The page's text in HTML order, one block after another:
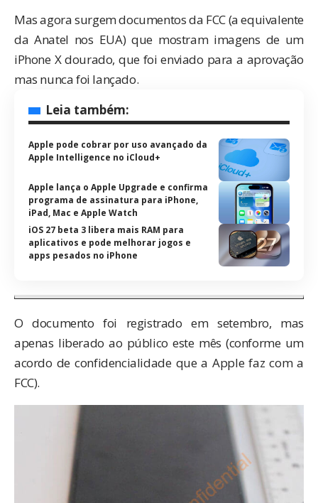
Mas agora surgem documentos da FCC (a equivalente
da Anatel nos EUA) que mostram imagens de um
iPhone X dourado, que foi enviado para a aprovação
mas nunca foi lançado.
Leia também:
Apple pode cobrar por uso avançado da
Apple Intelligence no iCloud+
Apple lança o Apple Upgrade e confirma
programa de assinatura para iPhone,
iPad, Mac e Apple Watch
iOS 27 beta 3 libera mais RAM para
aplicativos e pode melhorar jogos e
apps pesados no iPhone
O documento foi registrado em setembro, mas
apenas liberado ao público este mês (conforme um
acordo de confidencialidade que a Apple faz com a
FCC).